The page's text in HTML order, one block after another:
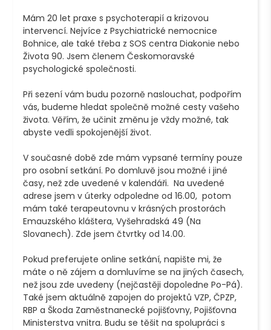
Mám 20 let praxe s psychoterapií a krizovou
intervencí. Nejvíce z Psychiatrické nemocnice
Bohnice, ale také třeba z SOS centra Diakonie nebo
Života 90. Jsem členem Českomoravské
psychologické společnosti.
Při sezení vám budu pozorně naslouchat, podpořím
vás, budeme hledat společně možné cesty vašeho
života. Věřím, že učinit změnu je vždy možné, tak
abyste vedli spokojenější život.
V současné době zde mám vypsané termíny pouze
pro osobní setkání. Po domluvě jsou možné i jiné
časy, než zde uvedené v kalendáři.  Na uvedené
adrese jsem v úterky odpoledne od 16.00,  potom
mám také terapeutovnu v krásných prostorách
Emauzského kláštera, Vyšehradská 49 (Na
Slovanech). Zde jsem čtvrtky od 14.00.
Pokud preferujete online setkání, napište mi, že
máte o ně zájem a domluvíme se na jiných časech,
než jsou zde uvedeny (nejčastěji dopoledne Po-Pá).
Také jsem aktuálně zapojen do projektů VZP, ČPZP,
RBP a Škoda Zaměstnanecké pojišťovny, Pojišťovna
Ministerstva vnitra. Budu se těšit na spolupráci s